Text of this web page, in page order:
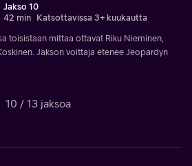
Jakso 10
42 min Katsottavissa 3+ kuukautta
toisistaan mittaa ottavat Riku Nieminen,
Jakson voittaja etenee Jeopardyn
10 / 13 jaksoa